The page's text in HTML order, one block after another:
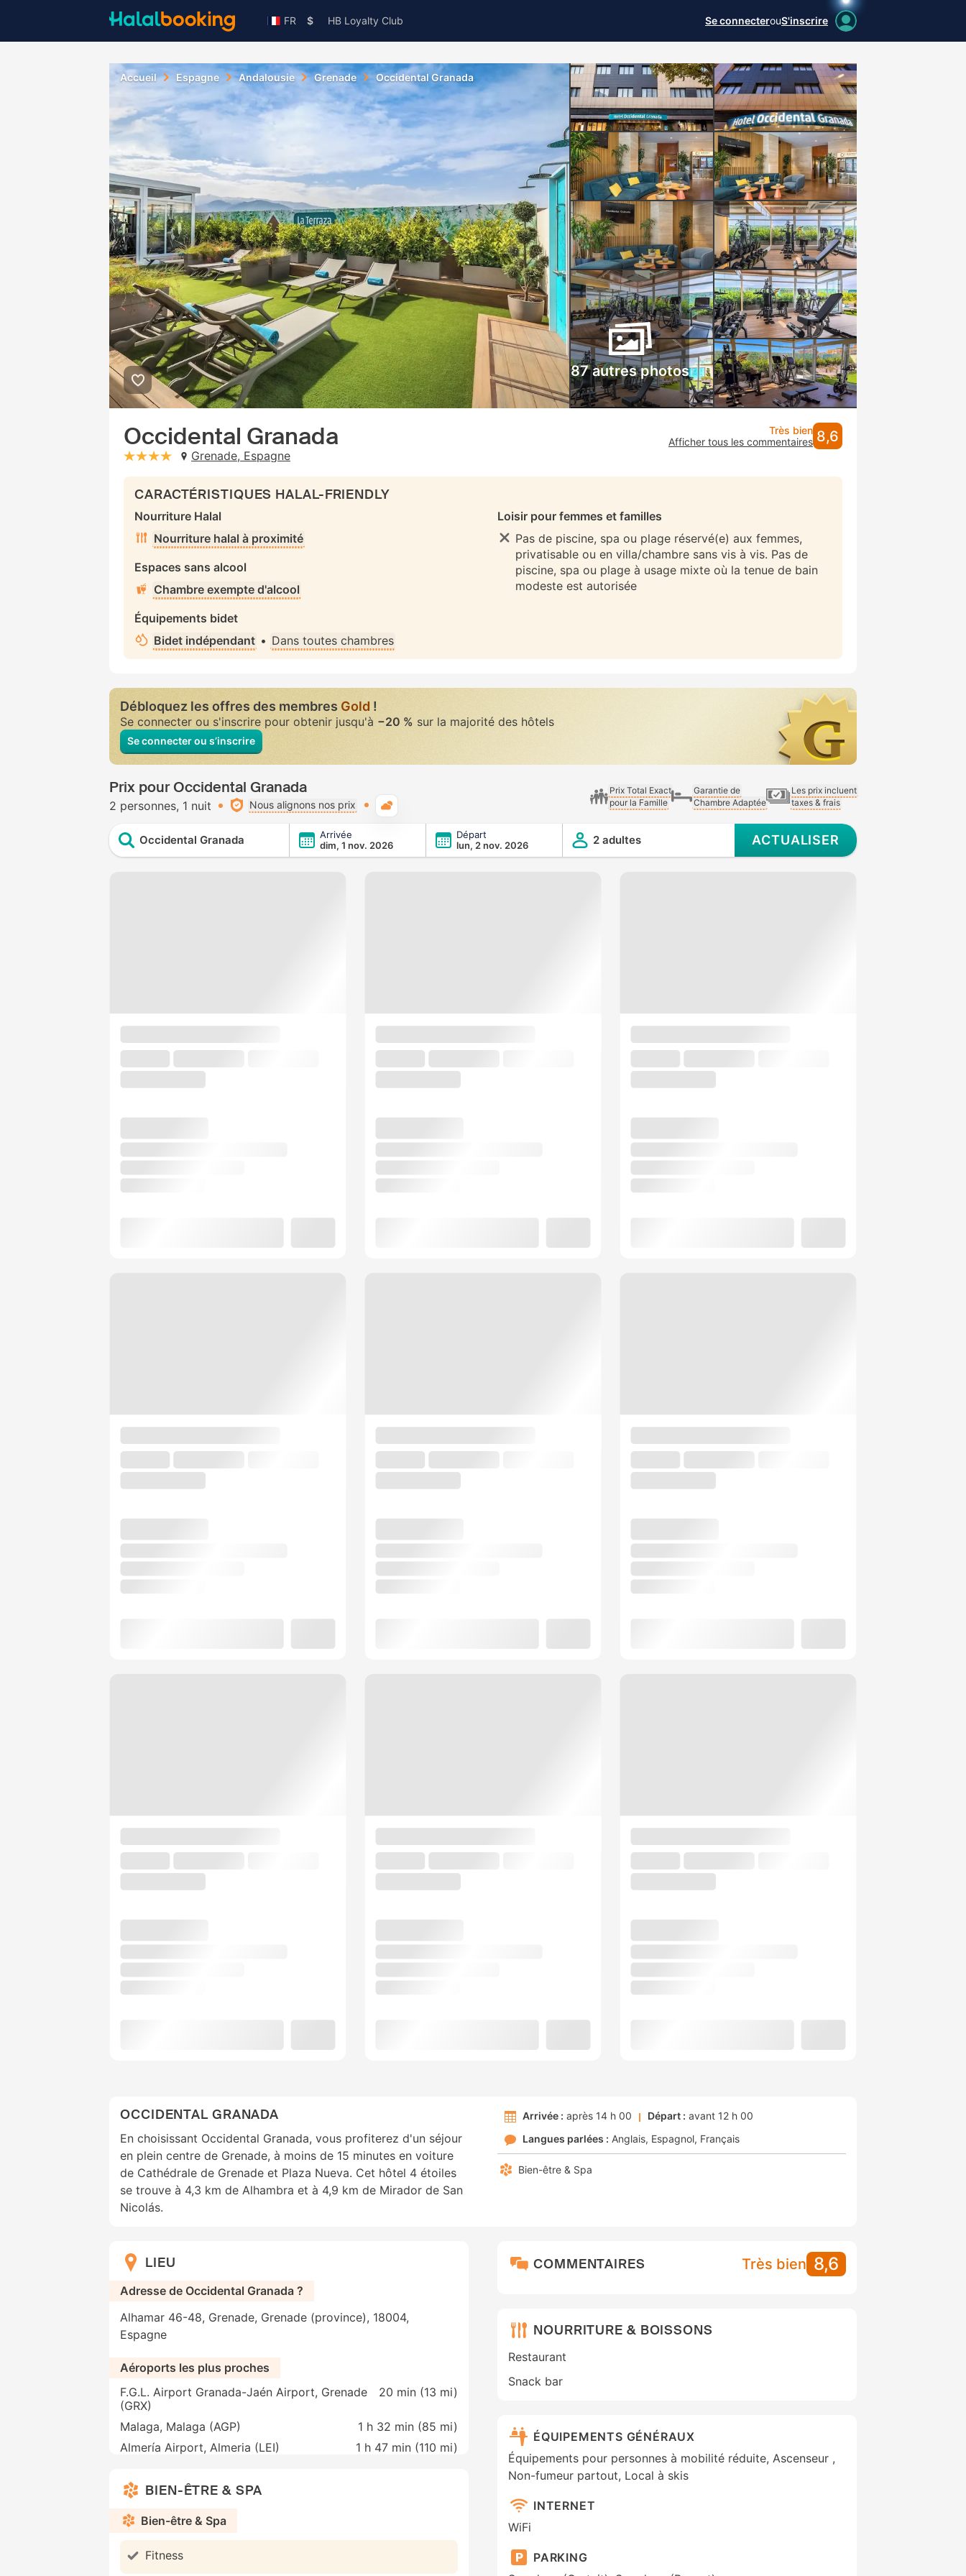
FR $ HB Loyalty Club Se connecterouS'inscrire
Accueil Espagne Andalousie Grenade Occidental Granada
87 autres photos
Occidental Granada
stars: 4Grenade, Espagne
Très bien
Afficher tous les commentaires 8,6
CARACTÉRISTIQUES HALAL-FRIENDLY
Nourriture Halal
Nourriture halal à proximité
Espaces sans alcool
Chambre exempte d'alcool
Équipements bidet
Bidet indépendant • Dans toutes chambres
Loisir pour femmes et familles
Pas de piscine, spa ou plage réservé(e) aux femmes,
privatisable ou en villa/chambre sans vis à vis. Pas de
piscine, spa ou plage à usage mixte où la tenue de bain
modeste est autorisée
Débloquez les offres des membresGold!
Se connecter ou s'inscrire pour obtenir jusqu'à −20 % sur la majorité des hôtels
Se connecter ou s’inscrire
Prix pour Occidental Granada
2 personnes 1 nuit Nous alignons nos prix
Prix Total Exact
pour la Famille
Garantie de
Chambre Adaptée
Les prix incluent
taxes & frais
Occidental Granada
Arrivée
dim, 1 nov. 2026
Départ
lun, 2 nov. 2026
2 adultes ACTUALISER
OCCIDENTAL GRANADA
En choisissant Occidental Granada, vous profiterez d'un séjour
en plein centre de Grenade, à moins de 15 minutes en voiture
de Cathédrale de Grenade et Plaza Nueva. Cet hôtel 4 étoiles
se trouve à 4,3 km de Alhambra et à 4,9 km de Mirador de San
Nicolás.
Arrivée : après 14 h 00 Départ : avant 12 h 00
Langues parlées : Anglais Espagnol Français
Bien-être & Spa
LIEU
Adresse de Occidental Granada ?
Alhamar 46-48, Grenade, Grenade (province), 18004,
Espagne
Aéroports les plus proches
F.G.L. Airport Granada-Jaén Airport, Grenade
(GRX)
20 min (13 mi)
Malaga, Malaga (AGP) 1 h 32 min (85 mi)
Almería Airport, Almeria (LEI)
1 h 47 min (110 mi)
BIEN-ÊTRE & SPA
Bien-être & Spa
Fitness
COMMENTAIRES Très bien 8,6
NOURRITURE & BOISSONS
Restaurant
Snack bar
ÉQUIPEMENTS GÉNÉRAUX
Équipements pour personnes à mobilité réduite, Ascenseur ,
Non-fumeur partout, Local à skis
INTERNET
WiFi
PARKING